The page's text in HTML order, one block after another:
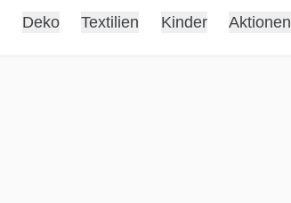
Deko Textilien Kinder Aktionen